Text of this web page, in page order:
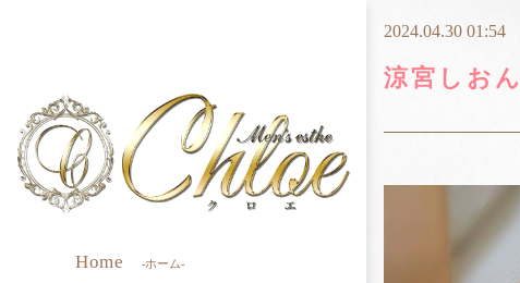
Home -ホーム-
2024.04.30 01:54
涼宮しおん